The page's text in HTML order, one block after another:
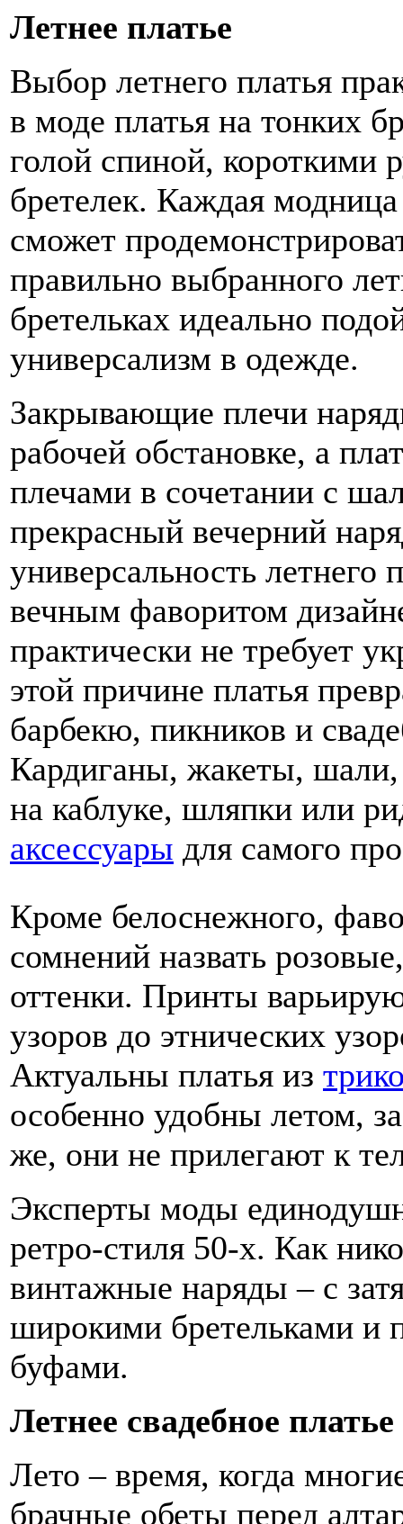
Летнее платье
Выбор летнего платья
в моде платья на тонких
голой спиной, короткими
бретелек. Каждая
сможет
правильно выбранного
бретельках идеально
универсализм в одежде.
Закрывающие плечи
рабочей обстановке, а
плечами в сочетании с
прекрасный вечерний
универсальность летнего
вечным фаворитом
практически не требует
этой причине платья
барбекю, пикников и
Кардиганы, жакеты,
на каблуке, шляпки или
аксессуары для самого
Кроме белоснежного,
сомнений назвать
оттенки. Принты
узоров до этнических
Актуальны платья из
особенно удобны летом,
же, они не прилегают к
Эксперты моды
ретро-стиля 50-х. Как
винтажные наряды – с
широкими бретельками
буфами.
Летнее свадебное платье
Лето – время, когда
брачные обеты перед